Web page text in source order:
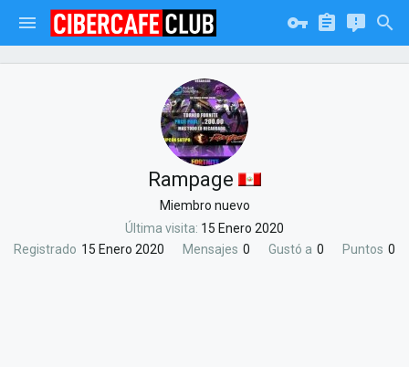
Rampage
Miembro nuevo
Última visita 15 Enero 2020
Registrado 15 Enero 2020 Mensajes 0 Gustó a 0 Puntos 0